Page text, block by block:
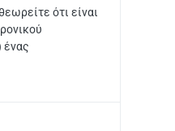
ότι είναι
ένας